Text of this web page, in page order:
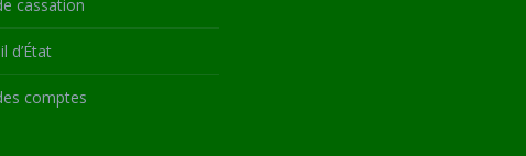
cassation
d’État
comptes